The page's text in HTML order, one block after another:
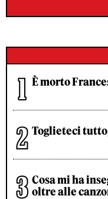
È morto
Toglieteci
Cosa mi ha
oltre alle